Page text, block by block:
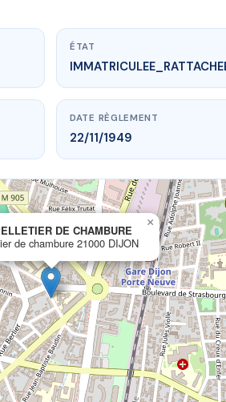
DIJON
ÉTAT
DATE RÈGLEMENT
22/11/1949
DE CHAMBURE
de chambure 21000 DIJON
×